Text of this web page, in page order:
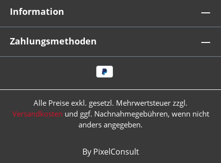
Information
Zahlungsmethoden
Alle Preise exkl. gesetzl. Mehrwertsteuer zzgl.
Versandkosten und ggf. Nachnahmegebühren, wenn nicht
anders angegeben.
By PixelConsult